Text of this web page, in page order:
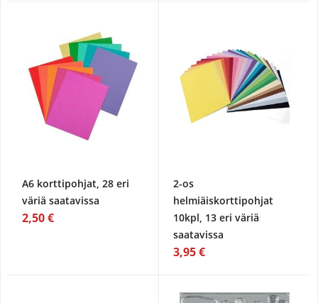
A6 korttipohjat, 28 eri
väriä saatavissa
2,50 €
2-os
helmiäiskorttipohjat
10kpl, 13 eri väriä
saatavissa
3,95 €